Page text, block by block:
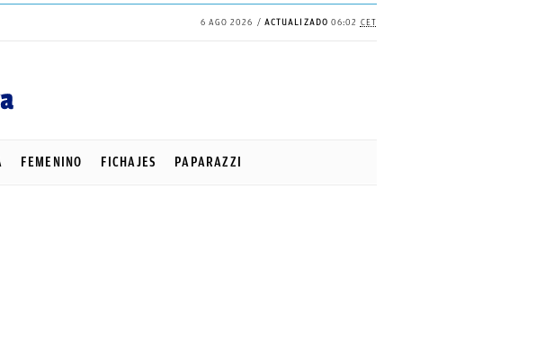
6 AGO 2026 ACTUALIZADO 06:02 CET
FEMENINO FICHAJES PAPARAZZI